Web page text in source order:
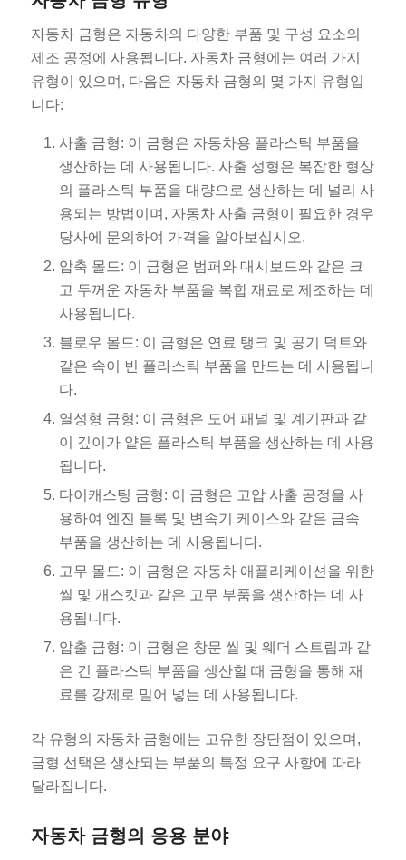
자동차 금형은 자동차의 다양한 부품 및 구성 요소의
제조 공정에 사용됩니다. 자동차 금형에는 여러 가지
유형이 있으며, 다음은 자동차 금형의 몇 가지 유형입
니다:
사출 금형: 이 금형은 자동차용 플라스틱 부품을
생산하는 데 사용됩니다. 사출 성형은 복잡한 형상
의 플라스틱 부품을 대량으로 생산하는 데 널리 사
용되는 방법이며, 자동차 사출 금형이 필요한 경우
당사에 문의하여 가격을 알아보십시오.
압축 몰드: 이 금형은 범퍼와 대시보드와 같은 크
고 두꺼운 자동차 부품을 복합 재료로 제조하는 데
사용됩니다.
블로우 몰드: 이 금형은 연료 탱크 및 공기 덕트와
같은 속이 빈 플라스틱 부품을 만드는 데 사용됩니
다.
열성형 금형: 이 금형은 도어 패널 및 계기판과 같
이 깊이가 얕은 플라스틱 부품을 생산하는 데 사용
됩니다.
다이캐스팅 금형: 이 금형은 고압 사출 공정을 사
용하여 엔진 블록 및 변속기 케이스와 같은 금속
부품을 생산하는 데 사용됩니다.
고무 몰드: 이 금형은 자동차 애플리케이션을 위한
씰 및 개스킷과 같은 고무 부품을 생산하는 데 사
용됩니다.
압출 금형: 이 금형은 창문 씰 및 웨더 스트립과 같
은 긴 플라스틱 부품을 생산할 때 금형을 통해 재
료를 강제로 밀어 넣는 데 사용됩니다.
각 유형의 자동차 금형에는 고유한 장단점이 있으며,
금형 선택은 생산되는 부품의 특정 요구 사항에 따라
달라집니다.
자동차 금형의 응용 분야